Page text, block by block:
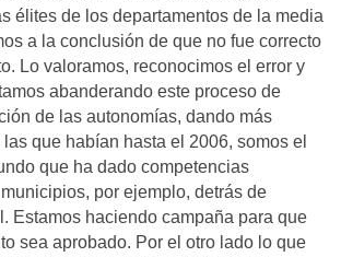
élites de los departamentos de la media
a la conclusión de que no fue correcto
Lo valoramos, reconocimos el error y
abanderando este proceso de
de las autonomías, dando más
que habían hasta el 2006, somos el
que ha dado competencias
por ejemplo, detrás de
Estamos haciendo campaña para que
sea aprobado. Por el otro lado lo que